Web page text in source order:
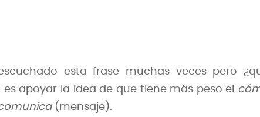
esta frase muchas veces pero
apoyar la idea de que tiene más peso el
(mensaje).